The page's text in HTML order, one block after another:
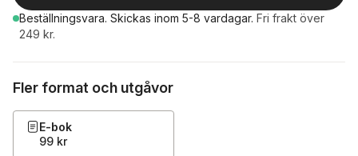
Beställningsvara. Skickas inom 5-8 vardagar. Fri frakt över
249 kr.
Fler format och utgåvor
E-bok
99 kr